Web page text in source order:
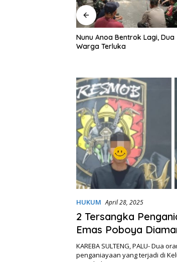
Inalilahi ! Saito Mombine Nikava
Nolanto Nikiki Kapuna ri Bivi
HUKUM April 28, 2025
2 Tersangka
Emas Poboya
KAREBA SULTENG, PALU- Dua
penganiayaan yang terjadi di